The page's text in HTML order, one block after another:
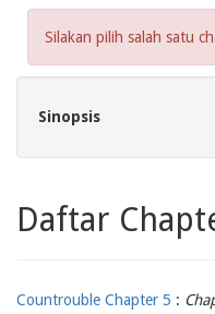
Silakan pilih salah satu
Sinopsis
Daftar
Countrouble Chapter 5 :